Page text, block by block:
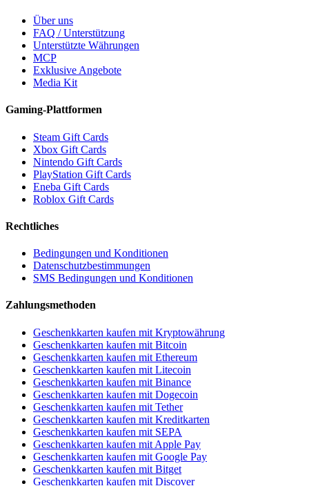
Über uns
FAQ / Unterstützung
Unterstützte Währungen
MCP
Exklusive Angebote
Media Kit
Gaming-Plattformen
Steam Gift Cards
Xbox Gift Cards
Nintendo Gift Cards
PlayStation Gift Cards
Eneba Gift Cards
Roblox Gift Cards
Rechtliches
Bedingungen und Konditionen
Datenschutzbestimmungen
SMS Bedingungen und Konditionen
Zahlungsmethoden
Geschenkkarten kaufen mit Kryptowährung
Geschenkkarten kaufen mit Bitcoin
Geschenkkarten kaufen mit Ethereum
Geschenkkarten kaufen mit Litecoin
Geschenkkarten kaufen mit Binance
Geschenkkarten kaufen mit Dogecoin
Geschenkkarten kaufen mit Tether
Geschenkkarten kaufen mit Kreditkarten
Geschenkkarten kaufen mit SEPA
Geschenkkarten kaufen mit Apple Pay
Geschenkkarten kaufen mit Google Pay
Geschenkkarten kaufen mit Bitget
Geschenkkarten kaufen mit Discover